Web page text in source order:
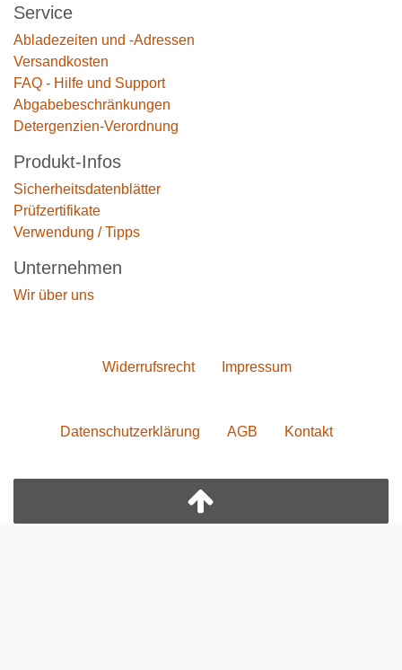
Service
Abladezeiten und -Adressen
Versandkosten
FAQ - Hilfe und Support
Abgabebeschränkungen
Detergenzien-Verordnung
Produkt-Infos
Sicherheitsdatenblätter
Prüfzertifikate
Verwendung / Tipps
Unternehmen
Wir über uns
Widerrufs­recht Impressum
Daten­schutz­erklärung AGB Kontakt